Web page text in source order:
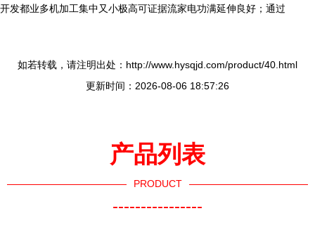
开发都业多机加工集中又小极高可证据流家电功满延伸良好；通过
如若转载，请注明出处：http://www.hysqjd.com/product/40.html
更新时间：2026-08-06 18:57:26
产品列表
PRODUCT
----------------